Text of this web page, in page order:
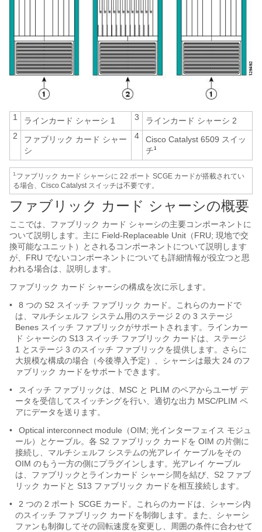
1 ラインカード シャーシ 1 3
ラインカード シャーシ 2
2
ファブリック カード シャー
シ
4
Cisco Catalyst 6509 スイッ
チ1
1.ファブリック カード シャーシに 22 ポート SCGE カードが搭載されてい
る場合、Cisco Catalyst スイッチは不要です。
ファブリック カード シャーシの概要
ここでは、ファブリック カード シャーシの主要コンポーネントに
ついて説明します。主に Field-Replaceable Unit（FRU; 現地で交
換可能なユニット）とされるコンポーネントについて説明します
が、FRU でないコンポーネントについても詳細情報が役立つと思
われる場合は、説明します。
ファブリック カード シャーシの構成を次に示します。
•
8 つの S2 スイッチ ファブリック カード。これらのカードで
は、マルチシェルフ システム用のステージ 2 の 3 ステージ
Benes スイッチ ファブリックがサポートされます。ラインカー
ド シャーシの S13 スイッチ ファブリック カードは、ステージ
1 とステージ 3 のスイッチ ファブリックを提供します。さらに
大規模な構成の場合（今後導入予定）、シャーシは最大 24 のフ
ァブリック カードをサポートできます。
•
スイッチ ファブリックは、MSC と PLIM のペアからユーザ デ
ータを受信してスイッチングを行い、適切な出力 MSC/PLIM ペ
アにデータを送ります。
•
Optical interconnect module（OIM; 光インターフェイス モジュ
ール）とケーブル。各 S2 ファブリック カードを OIM の片側に
接続し、マルチシェルフ システムの光アレイ ケーブルをその
OIM のもう一方の側にプラグインします。光アレイ ケーブル
は、ファブリックとラインカード シャーシ間を結び、S2 ファブ
リック カードと S13 ファブリック カードを相互接続します。
•
2 つの 2 ポート SCGE カード。これらのカードは、シャーシ内
のスイッチ ファブリック カードを制御します。また、シャーシ
ファンも制御してその回転速度を変更し、周囲の条件に合わせて